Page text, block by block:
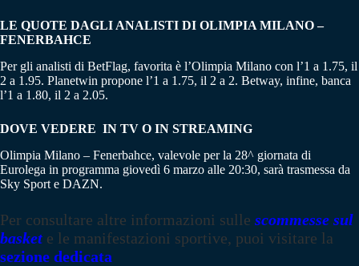
LE QUOTE DAGLI ANALISTI DI OLIMPIA MILANO –
FENERBAHCE
Per gli analisti di BetFlag, favorita è l’Olimpia Milano con l’1 a 1.75, il
2 a 1.95. Planetwin propone l’1 a 1.75, il 2 a 2. Betway, infine, banca
l’1 a 1.80, il 2 a 2.05.
DOVE VEDERE IN TV O IN STREAMING
Olimpia Milano – Fenerbahce, valevole per la 28^ giornata di
Eurolega in programma giovedì 6 marzo alle 20:30, sarà trasmessa da
Sky Sport e DAZN.
Per consultare altre informazioni sulle scommesse sul
basket e le manifestazioni sportive, puoi visitare la
sezione dedicata